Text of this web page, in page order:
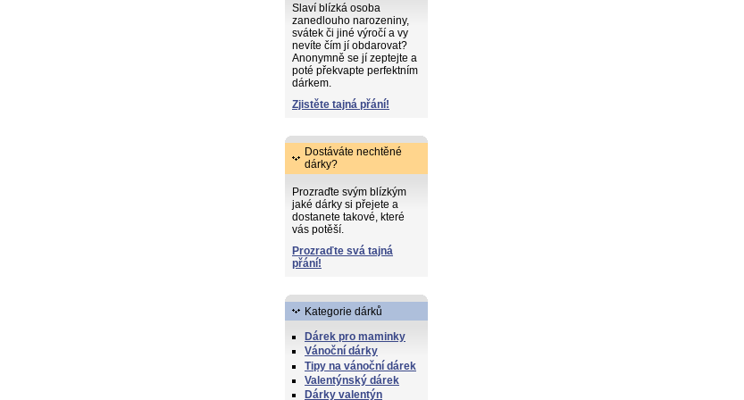
Slaví blízká osoba
zanedlouho narozeniny,
svátek či jiné výročí a vy
nevíte čím jí obdarovat?
Anonymně se jí zeptejte a
poté překvapte perfektním
dárkem.
Zjistěte tajná přání!
Dostáváte nechtěné
dárky?
Prozraďte svým blízkým
jaké dárky si přejete a
dostanete takové, které
vás potěší.
Prozraďte svá tajná
přání!
Kategorie dárků
Dárek pro maminky
Vánoční dárky
Tipy na vánoční dárek
Valentýnský dárek
Dárky valentýn